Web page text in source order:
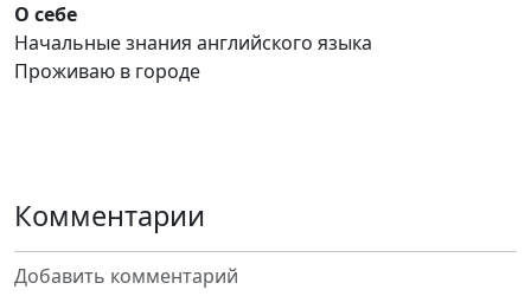
О себе
Начальные знания английского языка
Проживаю в городе
Комментарии
Добавить комментарий